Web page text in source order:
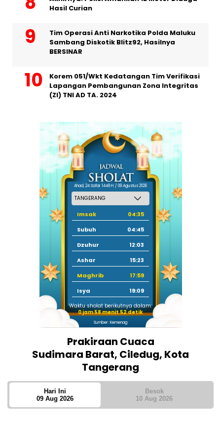
Hasil Curian
Tim Operasi Anti Narkotika Polda Maluku
Sambang Diskotik Blitz92, Hasilnya
BERSINAR
Korem 051/Wkt Kedatangan Tim Verifikasi
Lapangan Pembangunan Zona Integritas
(ZI) TNI AD TA. 2024
Ahad, 24 Safar 1448 H / 09 Agustus 2026
Imsak
04:35
Subuh
04:45
Dzuhur
12:03
Ashar
15:23
Maghrib
17:59
Isya
19:09
Waktu sholat berikutnya dalam:
0 jam 58 menit 52 detik
Sumber: Kemenag
Prakiraan Cuaca
Sudimara Barat, Ciledug, Kota
Tangerang
Hari Ini
09 Aug 2026
Besok
10 Aug 2026